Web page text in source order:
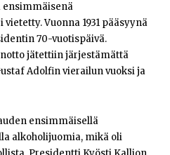
ensimmäisenä
Vuonna 1931 pääsyynä
70-vuotispäivä.
jätettiin järjestämättä
Adolfin vierailun vuoksi ja
ensimmäisellä
alkoholijuomia, mikä oli